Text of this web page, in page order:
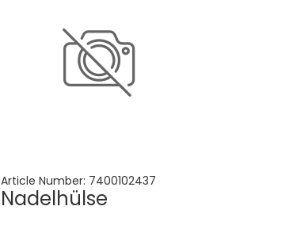
Article Number: 7400102437
Nadelhülse